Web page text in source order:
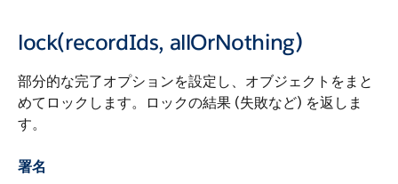
lock(recordIds, allOrNothing)
部分的な完了オプションを設定し、オブジェクトをまと
めてロックします。ロックの結果 (失敗など) を返しま
す。
署名